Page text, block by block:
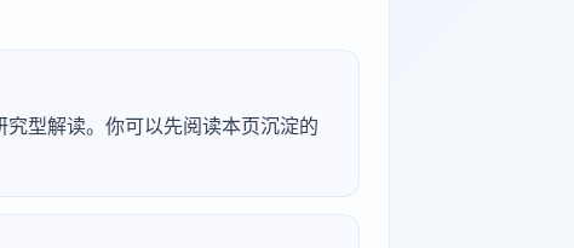
型解读。你可以先阅读本页沉淀的